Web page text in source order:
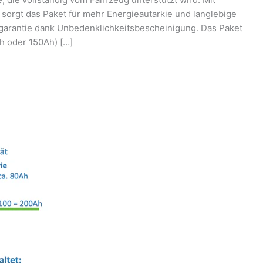
das Paket für mehr Energieautarkie und langlebige
dank Unbedenklichkeitsbescheinigung. Das Paket
oder 150Ah) […]